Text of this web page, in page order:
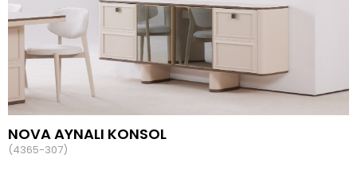
NOVA AYNALI KONSOL
(4365-307)